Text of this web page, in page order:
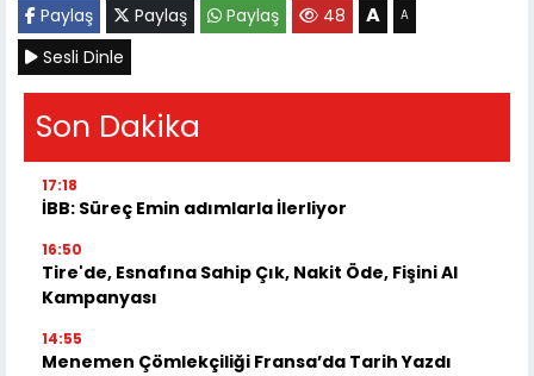
Paylaş Paylaş Paylaş 48 A A
Sesli Dinle
Son Dakika
17:18
İBB: Süreç Emin adımlarla İlerliyor
16:50
Tire'de, Esnafına Sahip Çık, Nakit Öde, Fişini Al
Kampanyası
14:55
Menemen Çömlekçiliği Fransa’da Tarih Yazdı